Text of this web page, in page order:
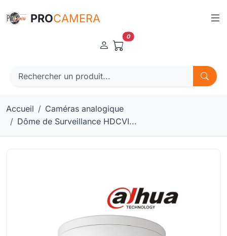
PROCAMERA
0
Accueil
Caméras analogique
Dôme de Surveillance HDCVI...